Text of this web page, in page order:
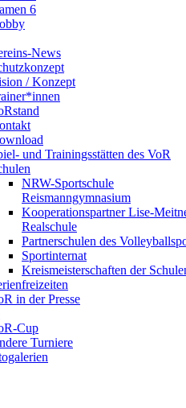
6
News
/ Konzept
und Trainingsstätten des VoR
NRW-Sportschule
Reismanngymnasium
Kooperationspartner Lise-
Realschule
Partnerschulen des
Sportinternat
Kreismeisterschaften der
in der Presse
Cup
Turniere